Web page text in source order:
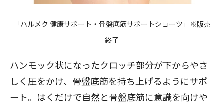
「ハルメク 健康サポート・骨盤底筋サポートショーツ」※販売
終了
ハンモック状になったクロッチ部分が下からやさ
しく圧をかけ、骨盤底筋を持ち上げるようにサポ
ート。はくだけで自然と骨盤底筋に意識を向けや